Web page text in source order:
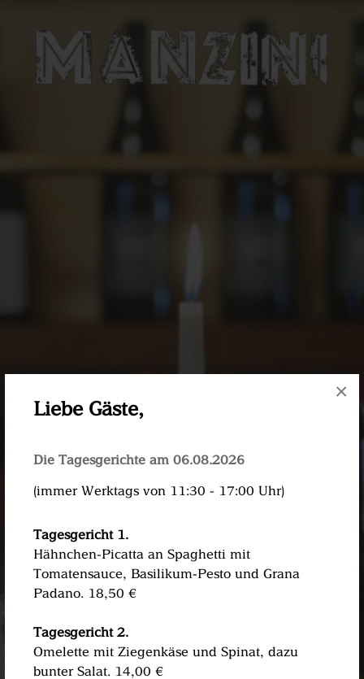
Liebe Gäste,
Die Tagesgerichte am 06.08.2026
(immer Werktags von 11:30 - 17:00 Uhr)
Tagesgericht 1.
Hähnchen-Picatta an Spaghetti mit
Tomatensauce, Basilikum-Pesto und Grana
Padano. 18,50 €
Tagesgericht 2.
Omelette mit Ziegenkäse und Spinat, dazu
bunter Salat. 14,00 €
×